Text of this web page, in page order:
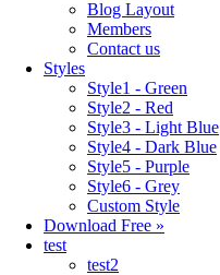
Blog Layout
Members
Contact us
Styles
Style1 - Green
Style2 - Red
Style3 - Light Blue
Style4 - Dark Blue
Style5 - Purple
Style6 - Grey
Custom Style
Download Free »
test
test2